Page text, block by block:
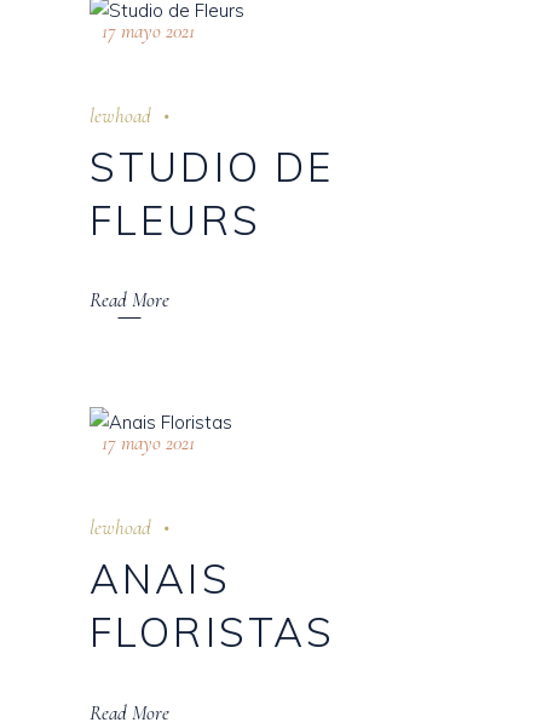
17 mayo 2021
lewhoad
STUDIO DE
FLEURS
Read More
17 mayo 2021
lewhoad
ANAIS
FLORISTAS
Read More